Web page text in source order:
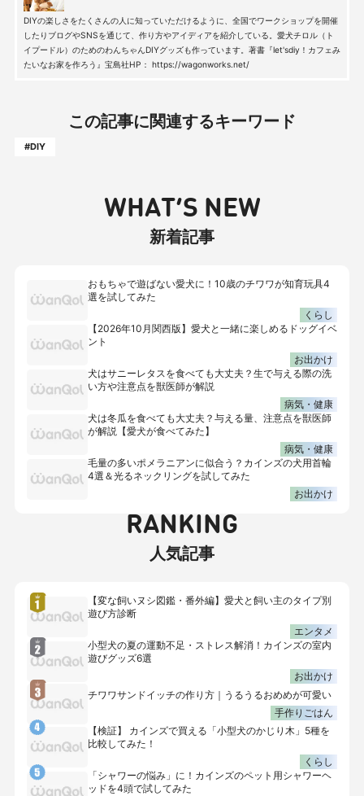
DIYの楽しさをたくさんの人に知っていただけるように、全国でワークショップを開催
したりブログやSNSを通じて、作り方やアイディアを紹介している。愛犬チロル（ト
イプードル）のためのわんちゃんDIYグッズも作っています。著書『let'sdiy！カフェみ
たいなお家を作ろう』宝島社HP： https://wagonworks.net/
この記事に関連するキーワード
#DIY
WHAT’S NEW
新着記事
おもちゃで遊ばない愛犬に！10歳のチワワが知育玩具4
選を試してみた
くらし
【2026年10月関西版】愛犬と一緒に楽しめるドッグイベ
ント
お出かけ
犬はサニーレタスを食べても大丈夫？生で与える際の洗
い方や注意点を獣医師が解説
病気・健康
犬は冬瓜を食べても大丈夫？与える量、注意点を獣医師
が解説【愛犬が食べてみた】
病気・健康
毛量の多いポメラニアンに似合う？カインズの犬用首輪
4選＆光るネックリングを試してみた
お出かけ
RANKING
人気記事
【変な飼いヌシ図鑑・番外編】愛犬と飼い主のタイプ別
遊び方診断
エンタメ
小型犬の夏の運動不足・ストレス解消！カインズの室内
遊びグッズ6選
お出かけ
チワワサンドイッチの作り方｜うるうるおめめが可愛い
手作りごはん
【検証】 カインズで買える「小型犬のかじり木」5種を
比較してみた！
くらし
「シャワーの悩み」に！カインズのペット用シャワーヘ
ッドを4頭で試してみた